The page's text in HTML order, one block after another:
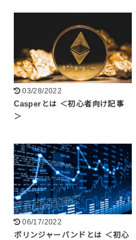
03/28/2022
Casperとは ＜初心者向け記事
＞
06/17/2022
ボリンジャーバンドとは ＜初心